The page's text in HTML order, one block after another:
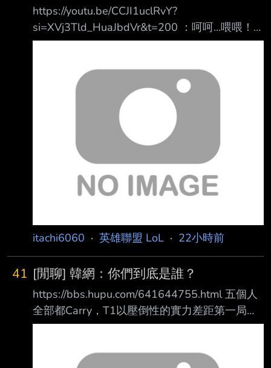
https://youtu.be/CCJI1uclRvY?
si=XVj3Tld_HuaJbdVr&t=200 ：呵呵...喂喂！
什麼叫沒做什麼阿？
名被推到NO1，好像有點心虛 --
itachi6060 · 英雄聯盟 LoL · 22小時前
41 [閒聊] 韓網：你們到底是誰？
https://bbs.hupu.com/641644755.html 五個人
全部都Carry，T1以壓倒性的實力差距第一局碾
壓了DK。 ——很難說是誰carry了，五個人輪流
很OP ——Faker哥也打得很好。 ——DK收到月